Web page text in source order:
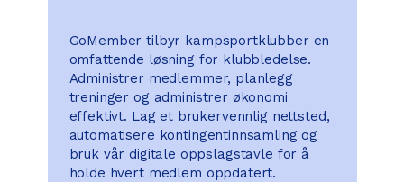
GoMember tilbyr kampsportklubber en
omfattende løsning for klubbledelse.
Administrer medlemmer, planlegg
treninger og administrer økonomi
effektivt. Lag et brukervennlig nettsted,
automatisere kontingentinnsamling og
bruk vår digitale oppslagstavle for å
holde hvert medlem oppdatert.